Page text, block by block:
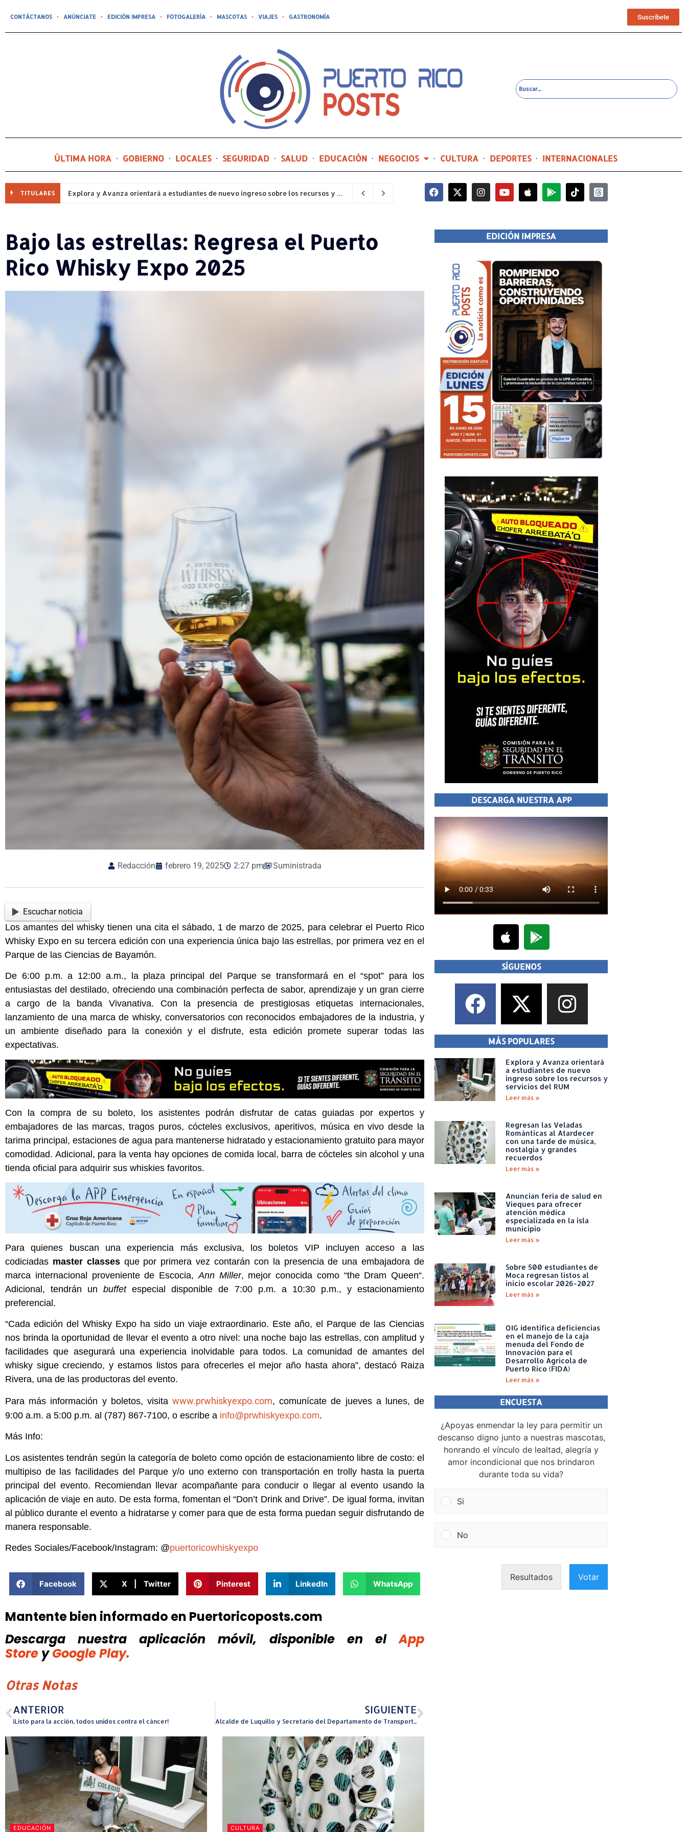
CONTÁCTANOS ANÚNCIATE EDICIÓN IMPRESA FOTOGALERÍA MASCOTAS VIAJES GASTRONOMÍA Suscríbete
ÚLTIMA HORA GOBIERNO LOCALES SEGURIDAD SALUD EDUCACIÓN NEGOCIOS CULTURA DEPORTES INTERNACIONALES
TITULARES Explora y Avanza orientará a estudiantes de nuevo ingreso sobre los recursos y servicios del RUM 6 minutos ago
Bajo las estrellas: Regresa el Puerto
Rico Whisky Expo 2025
Redacción febrero 19, 2025 2:27 pm Suministrada
Escuchar noticia
Los amantes del whisky tienen una cita el sábado, 1 de marzo de 2025, para celebrar el Puerto Rico
Whisky Expo en su tercera edición con una experiencia única bajo las estrellas, por primera vez en el
Parque de las Ciencias de Bayamón.
De 6:00 p.m. a 12:00 a.m., la plaza principal del Parque se transformará en el “spot” para los
entusiastas del destilado, ofreciendo una combinación perfecta de sabor, aprendizaje y un gran cierre
a cargo de la banda Vivanativa. Con la presencia de prestigiosas etiquetas internacionales,
lanzamiento de una marca de whisky, conversatorios con reconocidos embajadores de la industria, y
un ambiente diseñado para la conexión y el disfrute, esta edición promete superar todas las
expectativas.
Con la compra de su boleto, los asistentes podrán disfrutar de catas guiadas por expertos y
embajadores de las marcas, tragos puros, cócteles exclusivos, aperitivos, música en vivo desde la
tarima principal, estaciones de agua para mantenerse hidratado y estacionamiento gratuito para mayor
comodidad. Adicional, para la venta hay opciones de comida local, barra de cócteles sin alcohol y una
tienda oficial para adquirir sus whiskies favoritos.
Para quienes buscan una experiencia más exclusiva, los boletos VIP incluyen acceso a las
codiciadas master classesque por primera vez contarán con la presencia de una embajadora de
marca internacional proveniente de Escocia, Ann Miller, mejor conocida como “the Dram Queen“.
Adicional, tendrán unbuffetespecial disponible de 7:00 p.m. a 10:30 p.m., y estacionamiento
preferencial.
“Cada edición del Whisky Expo ha sido un viaje extraordinario. Este año, el Parque de las Ciencias
nos brinda la oportunidad de llevar el evento a otro nivel: una noche bajo las estrellas, con amplitud y
facilidades que asegurará una experiencia inolvidable para todos. La comunidad de amantes del
whisky sigue creciendo, y estamos listos para ofrecerles el mejor año hasta ahora”, destacó Raiza
Rivera, una de las productoras del evento.
Para más información y boletos, visita www.prwhiskyexpo.com, comunícate de jueves a lunes, de
9:00 a.m. a 5:00 p.m. al (787) 867-7100, o escribe a info@prwhiskyexpo.com.
Más Info:
Los asistentes tendrán según la categoría de boleto como opción de estacionamiento libre de costo: el
multipiso de las facilidades del Parque y/o uno externo con transportación en trolly hasta la puerta
principal del evento. Recomiendan llevar acompañante para conducir o llegar al evento usando la
aplicación de viaje en auto. De esta forma, fomentan el “Don’t Drink and Drive”. De igual forma, invitan
al público durante el evento a hidratarse y comer para que de esta forma puedan seguir disfrutando de
manera responsable.
Redes Sociales/Facebook/Instagram: @puertoricowhiskyexpo
Facebook X | Twitter Pinterest LinkedIn WhatsApp
Mantente bien informado en Puertoricoposts.com
Descarga nuestra aplicación móvil, disponible
en el
App
Store y Google Play.
Otras Notas
ANTERIOR
¡Listo para la acción, todos unidos contra el cáncer!
SIGUIENTE
Alcalde de Luquillo y Secretario del Departamento de Transportación y Obras Públicas inspeccionan derrumbes y carreteras estatales que requieren mantenimiento
EDUCACIÓN CULTURA
EDICIÓN IMPRESA
DESCARGA NUESTRA APP
SÍGUENOS
MÁS POPULARES
Explora y Avanza orientará
a estudiantes de nuevo
ingreso sobre los recursos y
servicios del RUM
Leer más »
Regresan las Veladas
Románticas al Atardecer
con una tarde de música,
nostalgia y grandes
recuerdos
Leer más »
Anuncian feria de salud en
Vieques para ofrecer
atención médica
especializada en la isla
municipio
Leer más »
Sobre 500 estudiantes de
Moca regresan listos al
inicio escolar 2026-2027
Leer más »
OIG identifica deficiencias
en el manejo de la caja
menuda del Fondo de
Innovación para el
Desarrollo Agrícola de
Puerto Rico (FIDA)
Leer más »
ENCUESTA
¿Apoyas enmendar la ley para permitir un
descanso digno junto a nuestras mascotas,
honrando el vínculo de lealtad, alegría y
amor incondicional que nos brindaron
durante toda su vida?
Si
No
Resultados Votar